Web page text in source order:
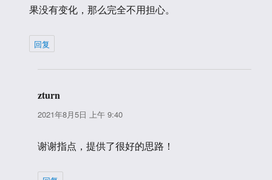
果没有变化，那么完全不用担心。
回复
zturn
道：
2021年8月5日 上午 9:40
谢谢指点，提供了很好的思路！